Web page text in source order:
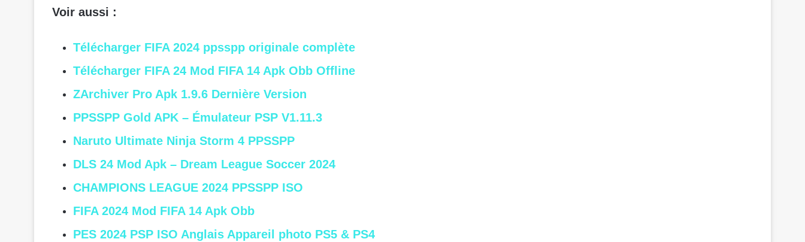
Voir aussi :
Télécharger FIFA 2024 ppsspp originale complète
Télécharger FIFA 24 Mod FIFA 14 Apk Obb Offline
ZArchiver Pro Apk 1.9.6 Dernière Version
PPSSPP Gold APK – Émulateur PSP V1.11.3
Naruto Ultimate Ninja Storm 4 PPSSPP
DLS 24 Mod Apk – Dream League Soccer 2024
CHAMPIONS LEAGUE 2024 PPSSPP ISO
FIFA 2024 Mod FIFA 14 Apk Obb
PES 2024 PSP ISO Anglais Appareil photo PS5 & PS4